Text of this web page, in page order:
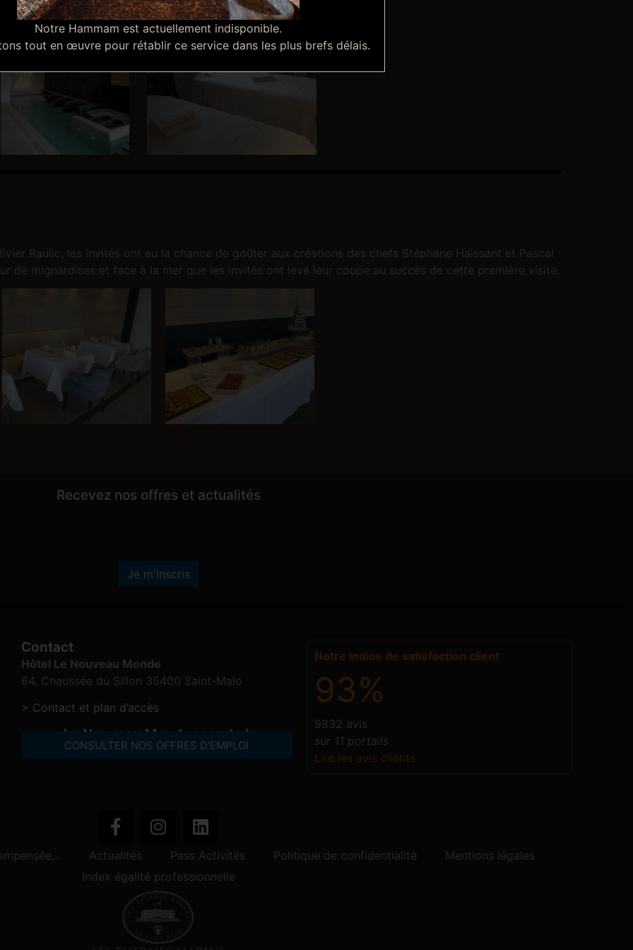
Raulic, les invités ont eu la chance de goûter aux créations des chefs Stéphane Haissant et Pascal
de mignardises et face à la mer que les invités ont levé leur coupe au succès de cette première visite.
Recevez nos offres et actualités
Contact
Hôtel Le Nouveau Monde
64, Chaussée du Sillon 35400 Saint-Malo
> Contact et plan d’accès
Le Nouveau Monde recrute !
CONSULTER NOS OFFRES D'EMPLOI
Notre indice de satisfaction client
93%
9832 avis
sur 11 portails
Lire les avis clients
Actualités Pass Activités Politique de confidentialité
Mentions légales
Index égalité professionnelle
Notre Hammam est actuellement indisponible.
tout en œuvre pour rétablir ce service dans les plus brefs délais.